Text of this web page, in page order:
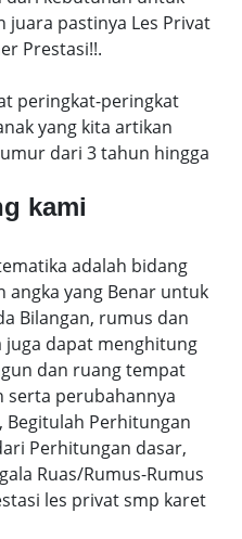
juara pastinya Les Privat
Prestasi!!.
peringkat-peringkat
yang kita artikan
dari 3 tahun hingga
kami
adalah bidang
angka yang Benar untuk
Bilangan, rumus dan
dapat menghitung
dan ruang tempat
serta perubahannya
Begitulah Perhitungan
Perhitungan dasar,
Ruas/Rumus-Rumus
les privat smp karet